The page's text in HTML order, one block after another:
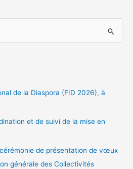
de la Diaspora (FID 2026), à
et de suivi de la mise en
de présentation de vœux
générale des Collectivités